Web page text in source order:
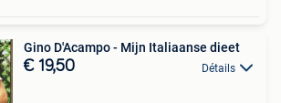
Gino D'Acampo - Mijn Italiaanse dieet
€ 19,50 Détails